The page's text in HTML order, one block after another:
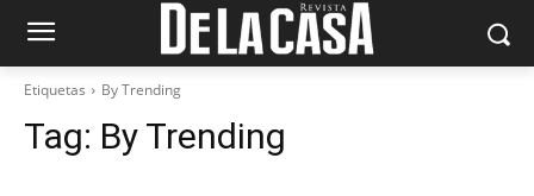
Etiquetas By Trending
Tag: By Trending